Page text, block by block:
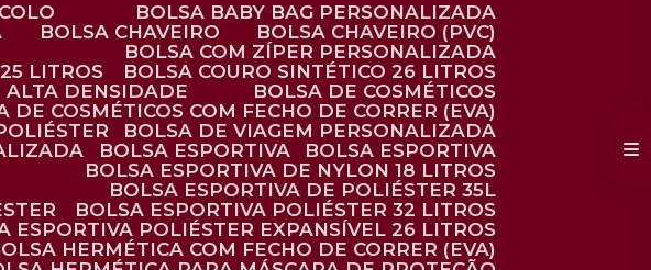
BOLSA BABY BAG PERSONALIZADA
BOLSA CHAVEIRO
BOLSA CHAVEIRO (PVC)
BOLSA COM ZÍPER PERSONALIZADA
LITROS
BOLSA COURO SINTÉTICO 26 LITROS
ALTA DENSIDADE
BOLSA DE COSMÉTICOS
DE COSMÉTICOS COM FECHO DE CORRER (EVA)
BOLSA DE VIAGEM PERSONALIZADA
BOLSA ESPORTIVA
BOLSA ESPORTIVA
BOLSA ESPORTIVA DE NYLON 18 LITROS
BOLSA ESPORTIVA DE POLIÉSTER 35L
BOLSA ESPORTIVA POLIÉSTER 32 LITROS
ESPORTIVA POLIÉSTER EXPANSÍVEL 26 LITROS
BOLSA HERMÉTICA COM FECHO DE CORRER (EVA)